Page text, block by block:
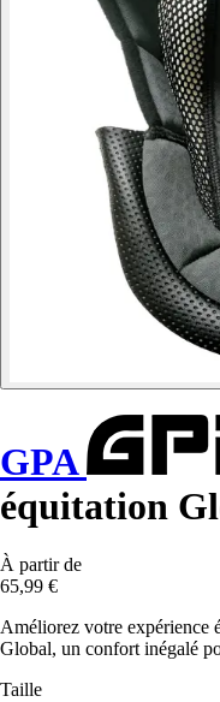
GPA
équitation
À partir de
65,99 €
Améliorez votre expérience
Global, un confort inégalé
Taille